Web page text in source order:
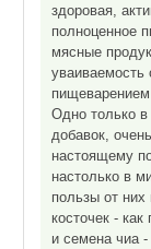
здоровая,
полноценное
мясные
уваиваемость
Одно только в
добавок,
настоящему
настолько в
пользы от
косточек -
и семена чиа -